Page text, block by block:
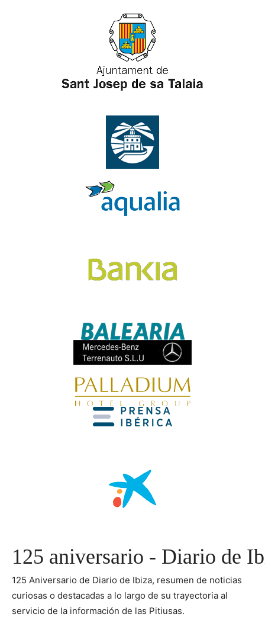
125 aniversario - Diario de
125 Aniversario de Diario de Ibiza, resumen de noticias
curiosas o destacadas a lo largo de su trayectoria al
servicio de la información de las Pitiusas.